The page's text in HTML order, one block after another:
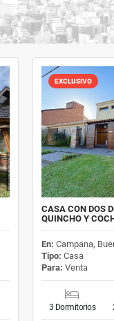
EXCLUSIVO
CASA CON DOS
QUINCHO Y
En: Campana,
Tipo: Casa
Para: Venta
3 Dormitorios